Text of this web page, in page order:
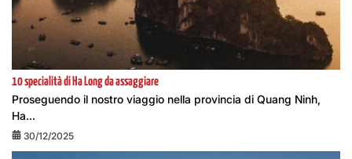
10 specialità di Ha Long da assaggiare
Proseguendo il nostro viaggio nella provincia di Quang Ninh,
Ha...
30/12/2025